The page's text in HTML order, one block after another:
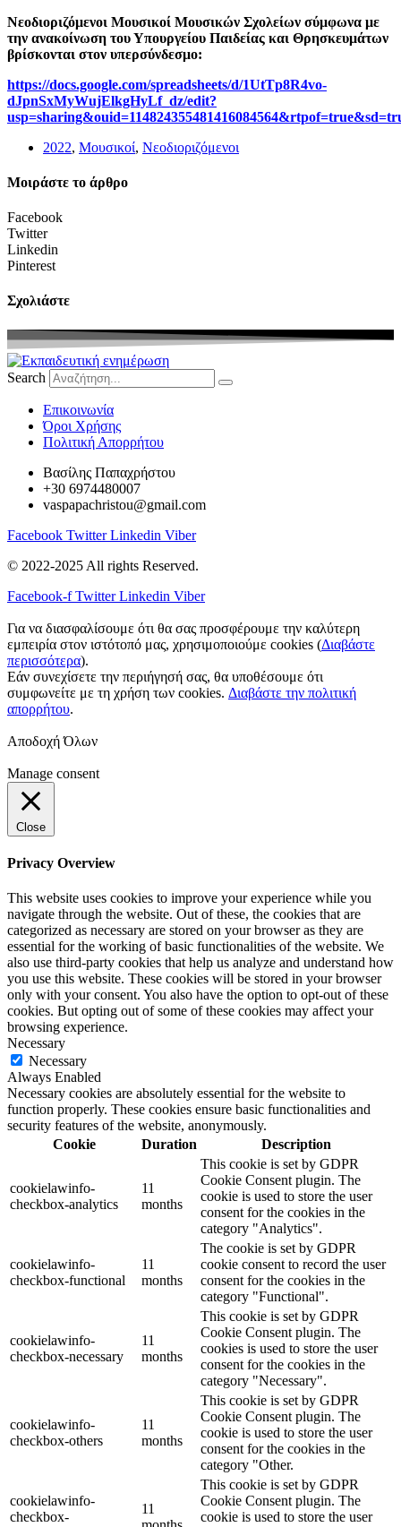
Νεοδιοριζόμενοι Μουσικοί Μουσικών Σχολείων σύμφωνα με
την ανακοίνωση του Υπουργείου Παιδείας και Θρησκευμάτων
βρίσκονται στον υπερσύνδεσμο:
https://docs.google.com/spreadsheets/d/1UtTp8R4vo-
dJpnSxMyWujElkgHyLf_dz/edit?
2022, Μουσικοί, Νεοδιοριζόμενοι
Μοιράστε το άρθρο
Facebook
Twitter
Linkedin
Pinterest
Σχολιάστε
Search
Eπικοινωνία
Όροι Χρήσης
Πολιτική Απορρήτου
Βασίλης Παπαχρήστου
+30 6974480007
vaspapachristou@gmail.com
Facebook Twitter Linkedin Viber
© 2022-2025 All rights Reserved.
Facebook-f Twitter Linkedin Viber
Για να διασφαλίσουμε ότι θα σας προσφέρουμε την καλύτερη
εμπειρία στον ιστότοπό μας, χρησιμοποιούμε cookies (Διαβάστε
περισσότερα).
Εάν συνεχίσετε την περιήγησή σας, θα υποθέσουμε ότι
συμφωνείτε με τη χρήση των cookies. Διαβάστε την πολιτική
απορρήτου.
Αποδοχή Όλων
Manage consent
Close
Privacy Overview
This website uses cookies to improve your experience while you
navigate through the website. Out of these, the cookies that are
categorized as necessary are stored on your browser as they are
essential for the working of basic functionalities of the website. We
also use third-party cookies that help us analyze and understand how
you use this website. These cookies will be stored in your browser
only with your consent. You also have the option to opt-out of these
cookies. But opting out of some of these cookies may affect your
browsing experience.
Necessary
Necessary
Always Enabled
Necessary cookies are absolutely essential for the website to
function properly. These cookies ensure basic functionalities and
security features of the website, anonymously.
Cookie
Duration Description
cookielawinfo-
checkbox-analytics
11
months
This cookie is set by GDPR
Cookie Consent plugin. The
cookie is used to store the user
consent for the cookies in the
category "Analytics".
cookielawinfo-
checkbox-functional
11
months
The cookie is set by GDPR
cookie consent to record the user
consent for the cookies in the
category "Functional".
cookielawinfo-
checkbox-necessary
11
months
This cookie is set by GDPR
Cookie Consent plugin. The
cookies is used to store the user
consent for the cookies in the
category "Necessary".
cookielawinfo-
checkbox-others
11
months
This cookie is set by GDPR
Cookie Consent plugin. The
cookie is used to store the user
consent for the cookies in the
category "Other.
cookielawinfo-
checkbox-
11
This cookie is set by GDPR
Cookie Consent plugin. The
cookie is used to store the user